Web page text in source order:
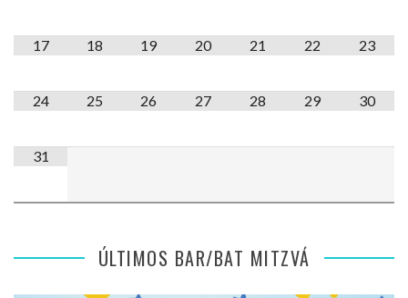
17 18 19 20 21 22 23
24 25 26 27 28 29 30
31
ÚLTIMOS BAR/BAT MITZVÁ